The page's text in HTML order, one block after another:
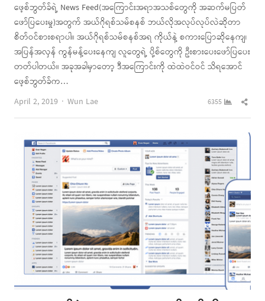
ဖေ့စ်ဘွတ်ခ်ရဲ့ News Feed(အကြောင်းအရာအသစ်တွေကို အဆက်မပြတ်
ဖော်ပြပေးမှု)အတွက် အယ်ဂိုရစ်သမ်စနစ် ဘယ်လိုအလုပ်လုပ်လဲဆိုတာ
စိတ်ဝင်စားစရာပါ။ အယ်ဂိုရစ်သမ်စနစ်အရ ကိုယ်နဲ့ စကားပြောဆိုနေကျ၊
အပြန်အလှန် ကွန်မန့်ပေးနေကျ လူတွေရဲ့ ပို့စ်တွေကို ဦးစားပေးဖော်ပြပေး
တတ်ပါတယ်။ အခုအခါမှာတော့ ဒီအကြောင်းကို ထဲထဲဝင်ဝင် သိရအောင်
ဖေ့စ်ဘွတ်ခ်က…
April 2, 2019
Author
Wun Lae 6355